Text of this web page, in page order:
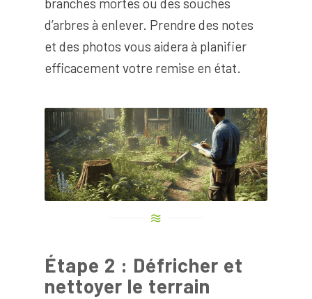
d’arbres à enlever. Prendre des notes
et des photos vous aidera à planifier
efficacement votre remise en état.
Étape 2 : Défricher et
nettoyer le terrain